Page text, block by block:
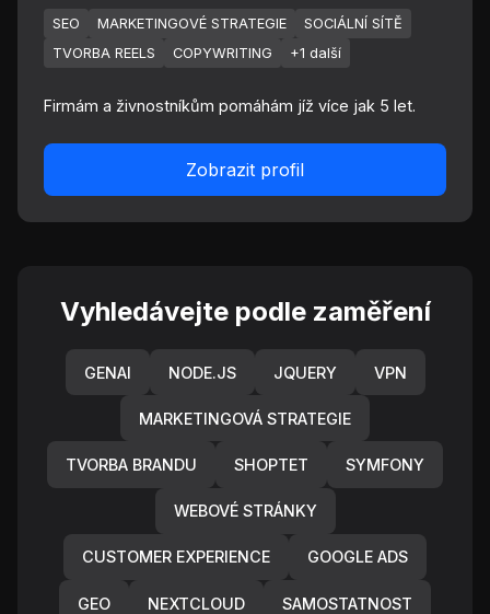
SEO MARKETINGOVÉ STRATEGIE
SOCIÁLNÍ SÍTĚ
TVORBA REELS
COPYWRITING +1 další
Firmám a živnostníkům pomáhám jíž více jak 5 let.
Zobrazit profil
Vyhledávejte podle zaměření
GENAI NODE.JS JQUERY VPN
MARKETINGOVÁ STRATEGIE
TVORBA BRANDU SHOPTET SYMFONY
WEBOVÉ STRÁNKY
CUSTOMER EXPERIENCE GOOGLE ADS
GEO NEXTCLOUD SAMOSTATNOST